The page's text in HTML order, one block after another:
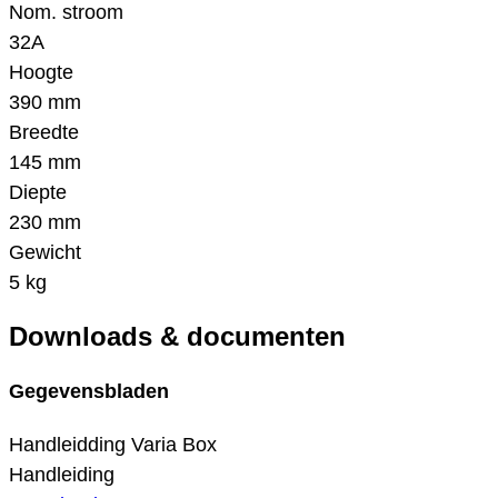
Nom. stroom
32A
Hoogte
390 mm
Breedte
145 mm
Diepte
230 mm
Gewicht
5 kg
Downloads & documenten
Gegevensbladen
Handleidding Varia Box
Handleiding